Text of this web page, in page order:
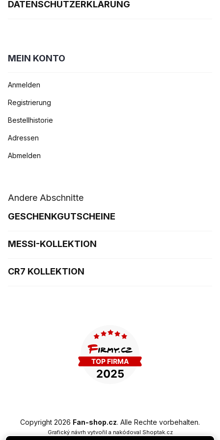
DATENSCHUTZERKLÄRUNG
MEIN KONTO
Anmelden
Registrierung
Bestellhistorie
Adressen
Abmelden
Andere Abschnitte
GESCHENKGUTSCHEINE
MESSI-KOLLEKTION
CR7 KOLLEKTION
Copyright 2026 Fan-shop.cz. Alle Rechte vorbehalten.
Grafický návrh vytvořil a nakódoval Shoptak.cz